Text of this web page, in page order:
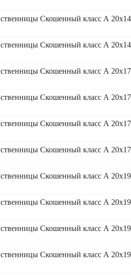
Скошенный класс А
Скошенный класс А
Скошенный класс А
Скошенный класс А
Скошенный класс А
Скошенный класс А
Скошенный класс А
Скошенный класс А
Скошенный класс А
Скошенный класс А